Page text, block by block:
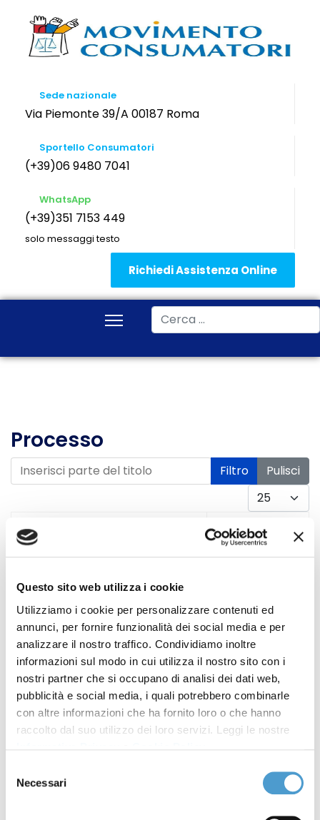
Questo sito web utilizza i cookie
Utilizziamo i cookie per personalizzare contenuti ed
annunci, per fornire funzionalità dei social media e per
analizzare il nostro traffico. Condividiamo inoltre
informazioni sul modo in cui utilizza il nostro sito con i
nostri partner che si occupano di analisi dei dati web,
pubblicità e social media, i quali potrebbero combinarle
con altre informazioni che ha fornito loro o che hanno
raccolto dal suo utilizzo dei loro servizi. Leggi le nostre
delNecessari
Sede nazionale
Via Piemonte 39/A 00187 Roma
Sportello Consumatori
(+39)06 9480 7041
WhatsApp
(+39)351 7153 449
solo messaggi testo
Richiedi Assistenza Online
Cerca
Processo
Inserisci parte del titolo Filtro
Pulisci
Visualizza #
Titolo
Data
pubblicazione
Processo Juventus FC
2024
Processo Juventus FC,
costituisciti parte civile
28 Ottobre
2024
Processo MPS ter: ammessi
come parti civili azionisti
assistiti da MC
22 Aprile 2024
costituirsi parte civile fino al
12 Maggio 2023